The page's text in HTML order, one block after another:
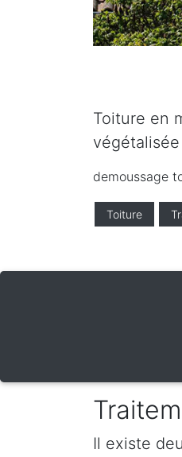
Toiture en
demoussage
Toiture
Il existe